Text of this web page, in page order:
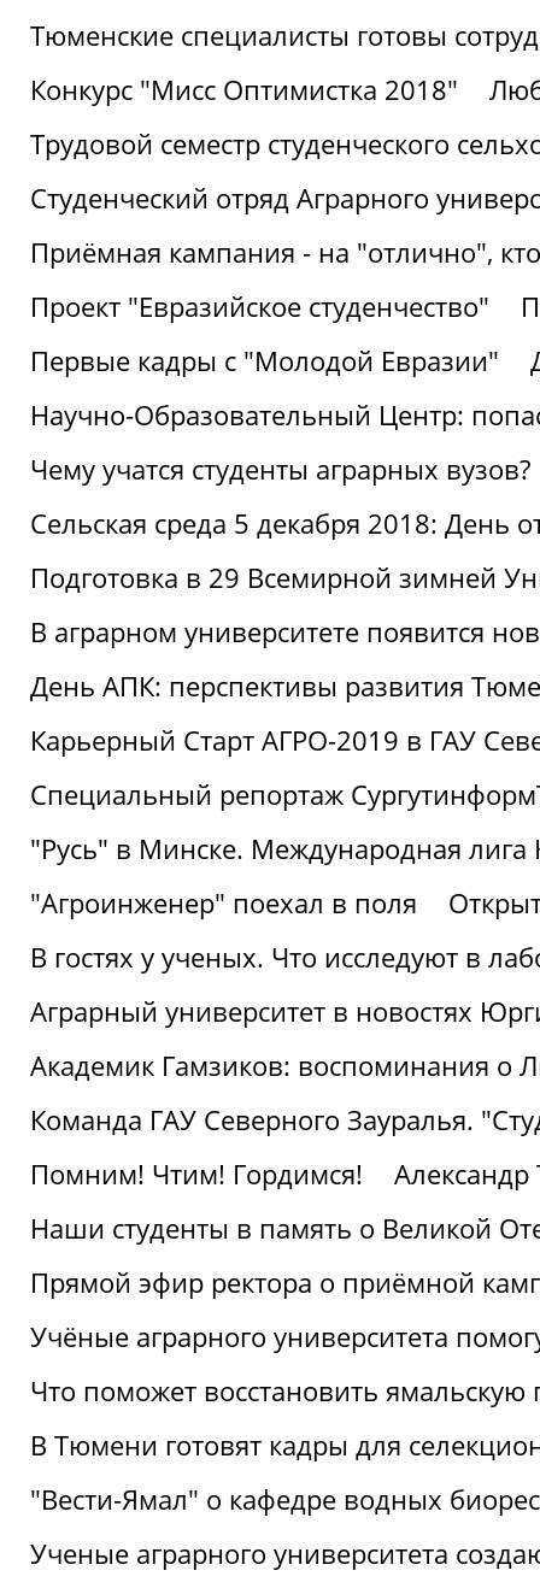
Тюменские специалисты готовы
Конкурс "Мисс Оптимистка 2018"
Трудовой семестр студенческого
Студенческий отряд Аграрного
Приёмная кампания - на "отлично",
Проект "Евразийское студенчество"
Первые кадры с "Молодой Евразии"
Научно-Образовательный Центр:
Чему учатся студенты аграрных вузов?
Сельская среда 5 декабря 2018: День
Подготовка в 29 Всемирной зимней
В аграрном университете появится
День АПК: перспективы развития
Карьерный Старт АГРО-2019 в ГАУ
Специальный репортаж
"Русь" в Минске. Международная
"Агроинженер" поехал в поля
В гостях у ученых. Что исследуют в
Аграрный университет в новостях
Академик Гамзиков: воспоминания о
Команда ГАУ Северного Зауралья.
Помним! Чтим! Гордимся!
Наши студенты в память о Великой
Прямой эфир ректора о приёмной
Учёные аграрного университета
Что поможет восстановить ямальскую
В Тюмени готовят кадры для
"Вести-Ямал" о кафедре водных
Ученые аграрного университета